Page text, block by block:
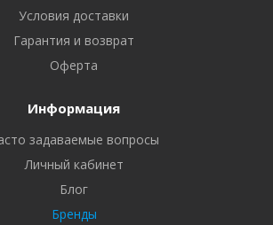
Условия доставки
Гарантия и возврат
Оферта
Информация
задаваемые вопросы
Личный кабинет
Блог
Бренды